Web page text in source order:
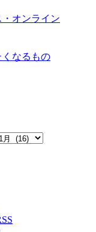
・オンライン
なるもの